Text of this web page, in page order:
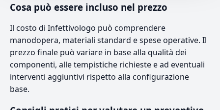
Cosa può essere incluso nel prezzo
Il costo di Infettivologo può comprendere
manodopera, materiali standard e spese operative. Il
prezzo finale può variare in base alla qualità dei
componenti, alle tempistiche richieste e ad eventuali
interventi aggiuntivi rispetto alla configurazione
base.